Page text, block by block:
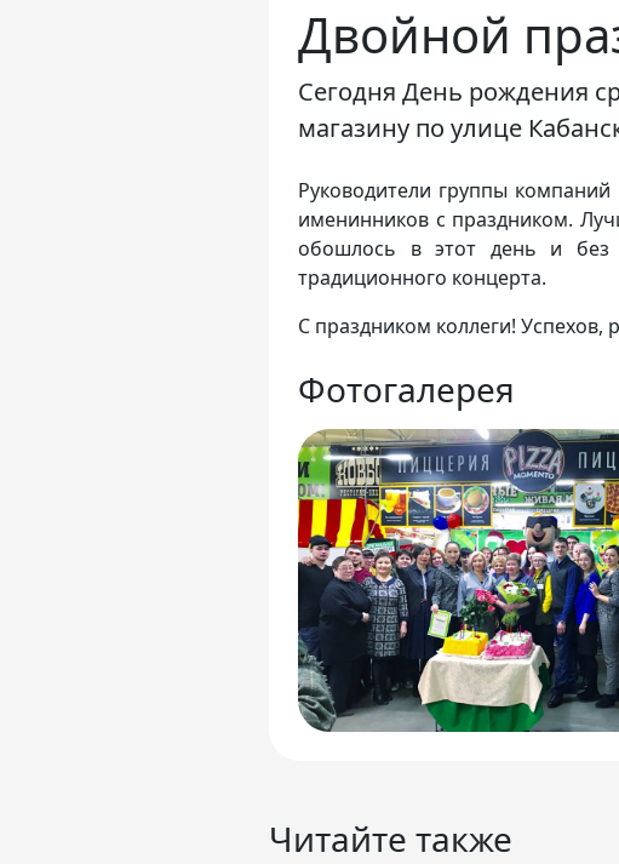
Двойной
Сегодня День рождения
магазину по улице
Руководители группы
именинников с праздником.
обошлось в этот день и без
традиционного концерта.
С праздником коллеги! Успехов,
Фотогалерея
Читайте также